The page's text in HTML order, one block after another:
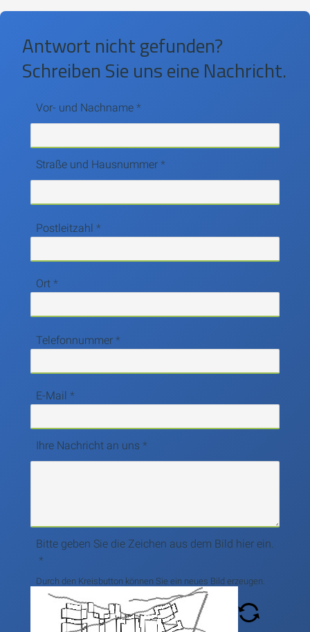
Antwort nicht gefunden?
Schreiben Sie uns eine Nachricht.
Vor- und Nachname
Straße und Hausnummer
Postleitzahl
Ort
Telefonnummer
E-Mail
Ihre Nachricht an uns
Bitte geben Sie die Zeichen aus dem Bild hier ein.
Durch den Kreisbutton können Sie ein neues Bild erzeugen.